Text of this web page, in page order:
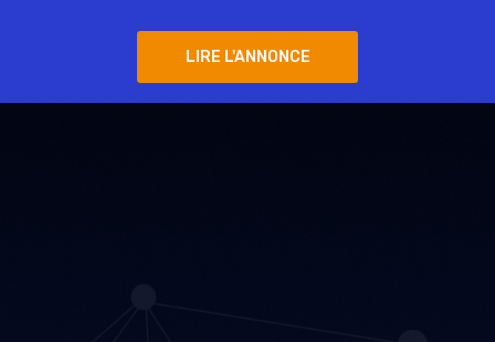
LIRE L'ANNONCE